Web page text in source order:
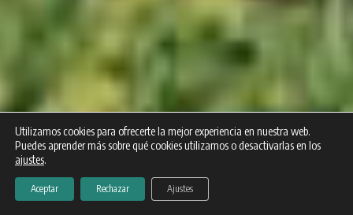
Utilizamos cookies para ofrecerte la mejor experiencia en nuestra web.
Puedes aprender más sobre qué cookies utilizamos o desactivarlas en los
ajustes.
Aceptar Rechazar Ajustes